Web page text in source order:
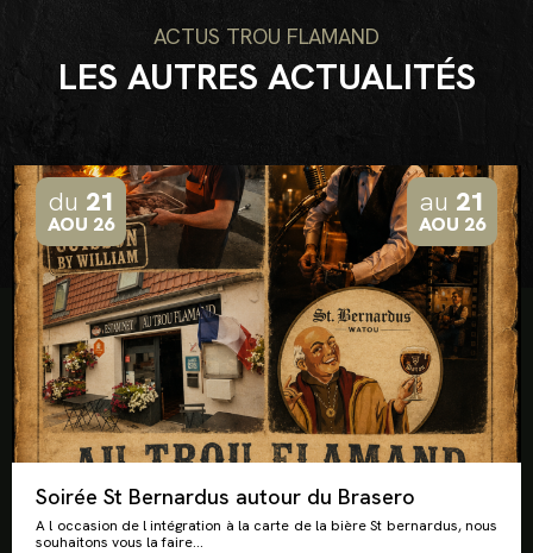
ACTUS TROU FLAMAND
LES AUTRES ACTUALITÉS
du 21
AOU 26
au 21
AOU 26
Soirée St Bernardus autour du Brasero
A l occasion de l intégration à la carte de la bière St bernardus, nous
souhaitons vous la faire...